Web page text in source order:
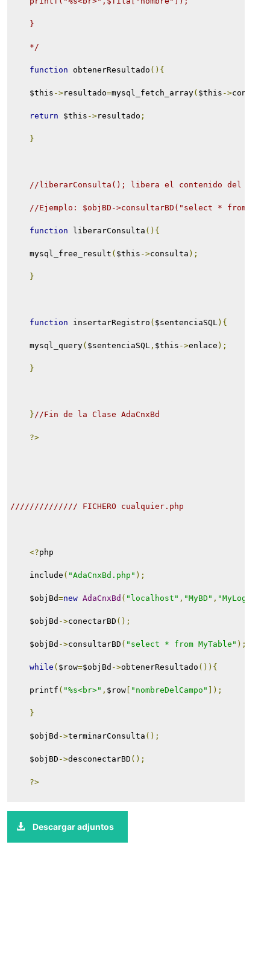
}
*/
function obtenerResultado (){
$this ->resultado=mysql_fetch_array( $this ->consulta
return $this ->resultado ;
}
//liberarConsulta(); libera el contenido del
//Ejemplo: $objBD->consultarBD("select * from
function liberarConsulta (){
mysql_free_result ( $this ->consulta );
}
function insertarRegistro ( $sentenciaSQL){
mysql_query( $sentenciaSQL , $this ->enlace );
}
}//Fin de la Clase AdaCnxBd
?>
////////////// FICHERO cualquier.php
<?php
include ( "AdaCnxBd.php" );
$objBd=new AdaCnxBd ( "localhost" , "MyBD" , "MyLogin"
$objBd ->conectarBD ();
$objBd ->consultarBD ( "select * from MyTable" );
while ( $row=$objBd ->obtenerResultado ()){
printf ( "%s<br>" , $row "nombreDelCampo" ]);
}
$objBd ->terminarConsulta ();
$objBD ->desconectarBD ();
?>
Descargar adjuntos